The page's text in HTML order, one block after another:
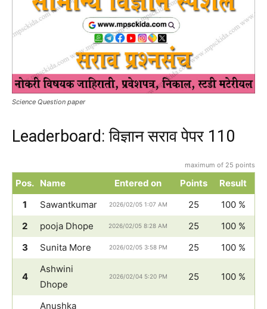
Science Question paper
Leaderboard: विज्ञान सराव पेपर 110
maximum of 25 points
Pos. Name Entered on Points
Result
1
Sawantkumar 2026/02/05 1:07 AM 25
100 %
2
pooja Dhope 2026/02/05 8:28 AM 25
100 %
3
Sunita More 2026/02/05 3:58 PM 25 100 %
4
Ashwini
Dhope
2026/02/04 5:20 PM 25 100 %
Anushka